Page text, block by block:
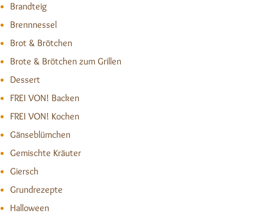
Brandteig
Brennnessel
Brot & Brötchen
Brote & Brötchen zum Grillen
Dessert
FREI VON! Backen
FREI VON! Kochen
Gänseblümchen
Gemischte Kräuter
Giersch
Grundrezepte
Halloween